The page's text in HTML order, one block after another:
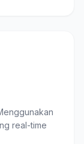
real-time